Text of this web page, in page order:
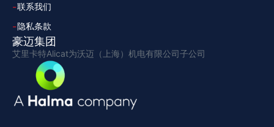
联系我们
隐私条款
豪迈集团
艾里卡特Alicat为沃迈（上海）机电有限公司子公司